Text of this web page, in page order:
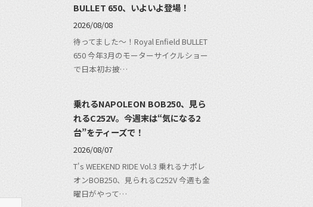
BULLET 650、いよいよ登場！
2026/08/08
待ってました〜！Royal Enfield BULLET
650 今年3月のモーターサイクルショー
で日本初お披…
乗れるNAPOLEON BOB250、見ら
れるC252V。今週末は“気になる2
台”をティーズで！
2026/08/07
T's WEEKEND RIDE Vol.3 乗れるナポレ
オンBOB250、見られるC252V 今週も金
曜日がやって…